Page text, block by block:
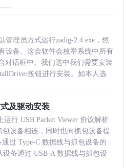
管理员方式运行zadig-2.4.exe，然
设备。这会软件会枚举系统中所有
对话框中。我们选中我们需要安装
按钮进行安装。如本人选
及驱动安装
行 USB Packet Viewer 协议解析
设备相连，同时也向抓包设备提
过 Type-C 数据线与抓包设备的
设备通过 USB-A 数据线与抓包设